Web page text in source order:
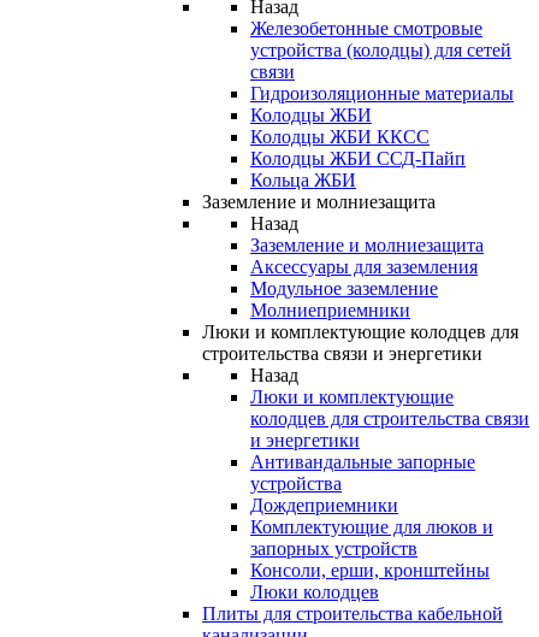
Назад
Железобетонные смотровые
устройства (колодцы) для сетей
связи
Гидроизоляционные материалы
Колодцы ЖБИ
Колодцы ЖБИ ККСС
Колодцы ЖБИ ССД-Пайп
Кольца ЖБИ
Заземление и молниезащита
Назад
Заземление и молниезащита
Аксессуары для заземления
Модульное заземление
Молниеприемники
Люки и комплектующие колодцев для
строительства связи и энергетики
Назад
Люки и комплектующие
колодцев для строительства связи
и энергетики
Антивандальные запорные
устройства
Дождеприемники
Комплектующие для люков и
запорных устройств
Консоли, ерши, кронштейны
Люки колодцев
Плиты для строительства кабельной